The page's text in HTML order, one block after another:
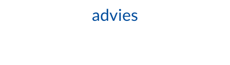
advies